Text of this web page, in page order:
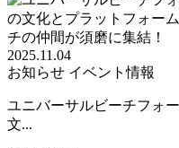
2025.11.04
お知らせ イベント情報
ユニバーサルビーチフォ
文...